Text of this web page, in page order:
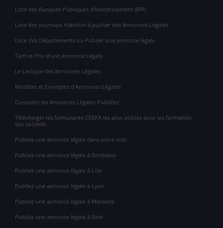
Liste des Banques Publiques d'Investissement (BPI)
Liste des Journaux Habilités à publier des Annonces Légales
Liste des Départements ou Publier une annonce légale
Tarif et Prix d'une Annonce Légale
Le Lexique des Annonces Légales
Modèles et Exemples d'Annonces Légales
Consulter les Annonces Légales Publiées
Télécharger les formulaires CERFA les plus utilisés pour les formalités
des sociétés
Publiez une annonce légale dans votre ville
Publiez une annonce légale à Bordeaux
Publiez une annonce légale à Lille
Publiez une annonce légale à Lyon
Publiez une annonce légale à Marseille
Publiez une annonce légale à Nice